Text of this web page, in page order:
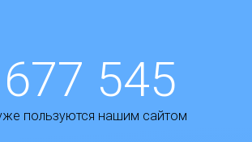
545
пользуются нашим сайтом